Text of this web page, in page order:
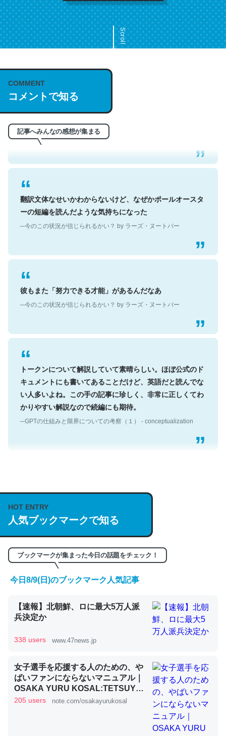
Scroll
COMMENT
コメントで知る
記事へみんなの感想が集まる
これは名文。彼はとてもクレバーなんだろうなと凄く思
う。英語少しでも読める人は原文もお勧め。自分はこの流
れ好き。Let’s Fucking Go. Then Covid hit. Shit.
─今のこの状況が信じられるかい？ by ラーズ・ヌートバー
翻訳文体なせいかわからないけど、なぜかポールオースタ
ーの短編を読んだような気持ちになった
彼もまた「努力できる才能」があるんだなあ
トークンについて解説していて素晴らしい。ほぼ公式のド
キュメントにも書いてあることだけど、英語だと読んでな
い人多いよね。この手の記事に珍しく、非常に正しくてわ
かりやすい解説なので続編にも期待。
説してる記事が少ないので貴重な良記事。/続編来た
https://isobe324649.hatenablog.com/entry/2023/03/27
/064121
─GPTの仕組みと限界についての考察（１） - conceptualization
くらい。小説でいう「ずっと前の伏線」は回収されないけ
ど、短期記憶というには多い分量。進化すればするほど分
かりやすく強くなりそう
昆虫ってカルシウム少ないのか。知らんかった。調べたら
コオロギのカルシウム分はエビの600分の1程度。
HOT ENTRY
人気ブックマークで知る
ブックマークが集まった今日の話題をチェック！
今日8/9(日)のブックマーク人気記事
【速報】北朝鮮、ロに最大5万人派
兵決定か
338 users www.47news.jp
女子選手を応援する人のための、や
ばいファンにならないマニュアル｜
OSAKA YURU KOSAL:TETSUYA
KITAMOTO
205 users note.com/osakayurukosal